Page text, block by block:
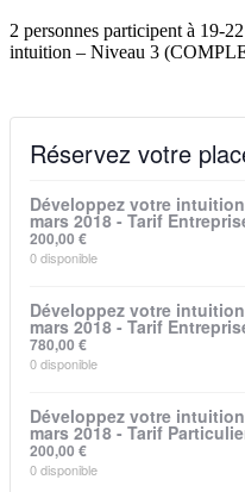
2 personnes participent à 19-
intuition – Niveau 3
Réservez votre
Développez votre
mars 2018 - Tarif
200,00 €
0disponible
Développez votre
mars 2018 - Tarif
780,00 €
0disponible
Développez votre
mars 2018 - Tarif
200,00 €
0disponible